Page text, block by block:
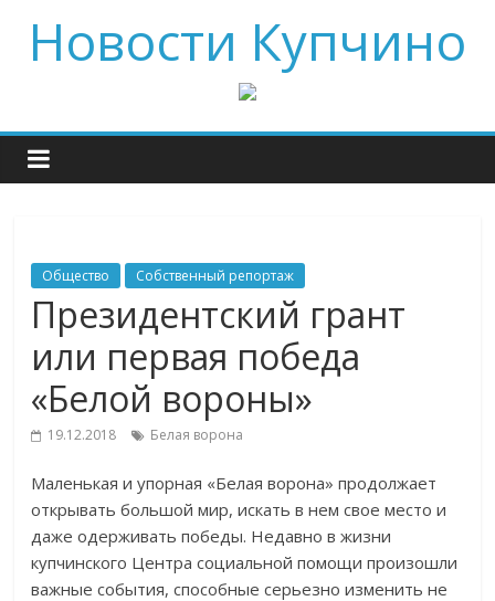
Новости Купчино
Общество Собственный репортаж
Президентский грант
или первая победа
«Белой вороны»
19.12.2018 Белая ворона
Маленькая и упорная «Белая ворона» продолжает
открывать большой мир, искать в нем свое место и
даже одерживать победы. Недавно в жизни
купчинского Центра социальной помощи произошли
важные события, способные серьезно изменить не